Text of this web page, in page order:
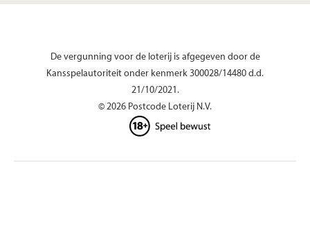
De vergunning voor de loterij is afgegeven door de
Kansspelautoriteit onder kenmerk 300028/14480 d.d.
21/10/2021.
© 2026 Postcode Loterij N.V.